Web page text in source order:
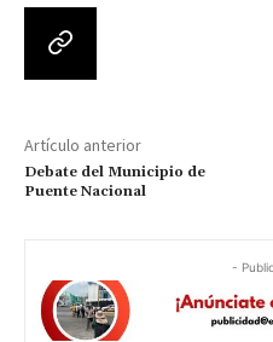
Artículo anterior
Debate del Municipio de
Puente Nacional
-